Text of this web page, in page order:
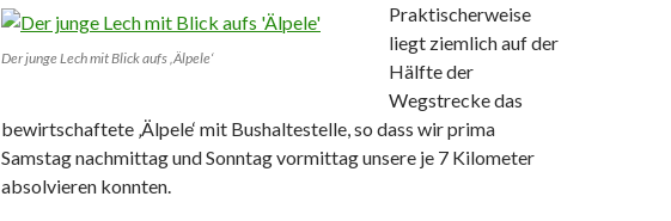
Der junge Lech mit Blick aufs ‚Älpele‘
Praktischerweise
liegt ziemlich auf der
Hälfte der
Wegstrecke das
bewirtschaftete ‚Älpele‘ mit Bushaltestelle, so dass wir prima
Samstag nachmittag und Sonntag vormittag unsere je 7 Kilometer
absolvieren konnten.